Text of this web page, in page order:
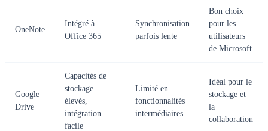
OneNote
Intégré à
Office 365
Synchronisation
parfois lente
Bon choix
pour les
utilisateurs
de Microsoft
Google
Drive
Capacités de
stockage
élevés,
intégration
facile
Limité en
fonctionnalités
intermédiaires
Idéal pour le
stockage et
la
collaboration